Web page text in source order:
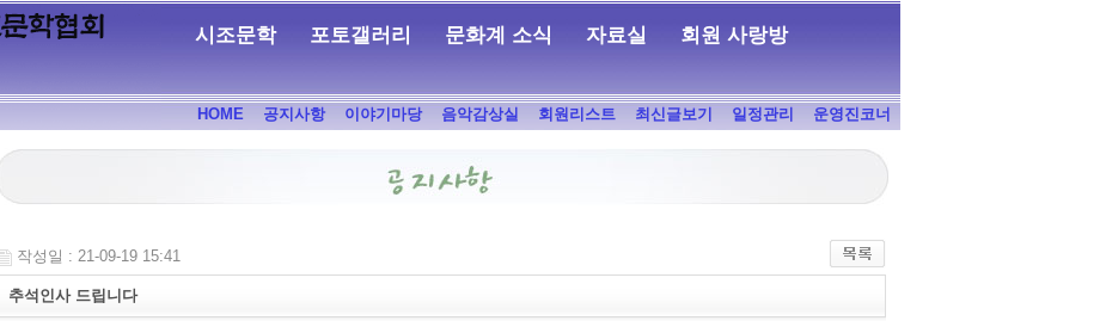
시조문학 포토갤러리 문화계 소식 자료실 회원 사랑방
HOME 공지사항 이야기마당 음악감상실 회원리스트 최신글보기 일정관리 운영진코너
작성일 : 21-09-19 15:41
추석인사 드립니다